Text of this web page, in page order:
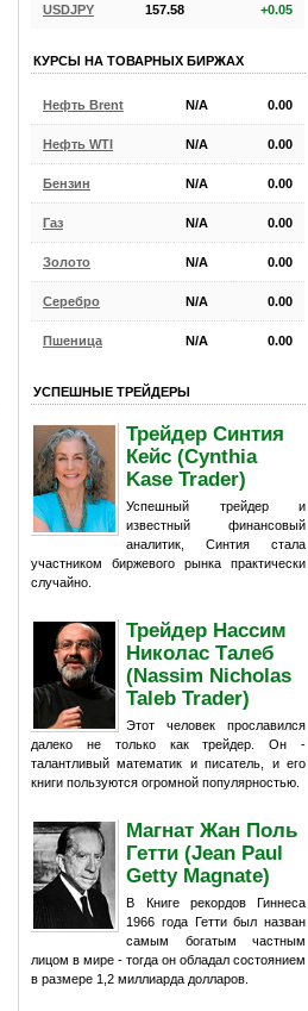
USDJPY 157.58 +0.05
КУРСЫ НА ТОВАРНЫХ БИРЖАХ
Нефть Brent N/A 0.00
Нефть WTI N/A 0.00
Бензин N/A 0.00
Газ N/A 0.00
Золото N/A 0.00
Серебро N/A 0.00
Пшеница N/A 0.00
УСПЕШНЫЕ ТРЕЙДЕРЫ
Трейдер Синтия
Кейс (Cynthia
Kase Trader)
Успешный трейдер и
известный финансовый
аналитик, Синтия стала
участником биржевого рынка практически
случайно.
Трейдер Нассим
Николас Талеб
(Nassim Nicholas
Taleb Trader)
Этот человек прославился
далеко не только как трейдер. Он -
талантливый математик и писатель, и его
книги пользуются огромной популярностью.
Магнат Жан Поль
Гетти (Jean Paul
Getty Magnate)
В Книге рекордов Гиннеса
1966 года Гетти был назван
самым богатым частным
лицом в мире - тогда он обладал состоянием
в размере 1,2 миллиарда долларов.